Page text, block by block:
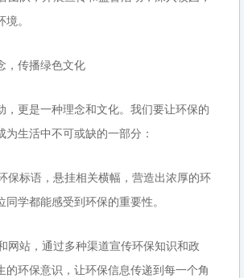
。
，传播绿色文化
，更是一种理念和文化。我们要让环保的
生活中不可或缺的一部分：
保标语，悬挂相关横幅，营造出浓厚的环
学都能感受到环保的重要性。
网站，通过多种渠道宣传环保知识和政
的环保意识，让环保信息传递到每一个角